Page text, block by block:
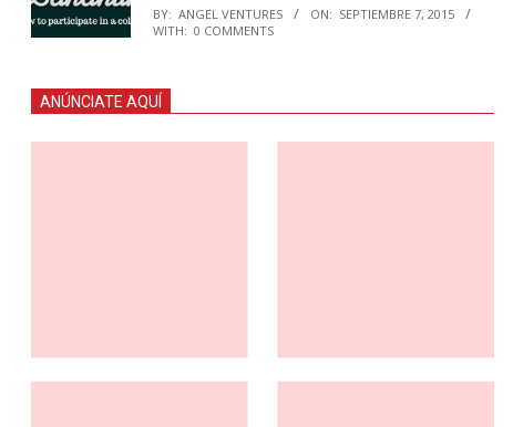
BY: ANGEL VENTURES ON: SEPTIEMBRE 7, 2015
WITH: 0 COMMENTS
ANÚNCIATE AQUÍ